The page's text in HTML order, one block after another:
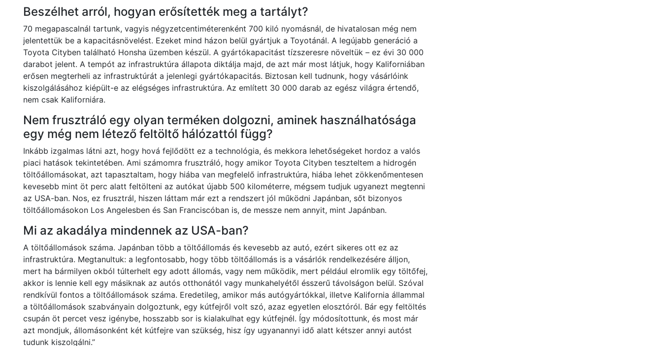
Beszélhet arról, hogyan erősítették meg a tartályt?
70 megapascalnál tartunk, vagyis négyzetcentiméterenként 700 kiló nyomásnál, de hivatalosan még nem
jelentettük be a kapacitásnövelést. Ezeket mind házon belül gyártjuk a Toyotánál. A legújabb generáció a
Toyota Cityben található Honsha üzemben készül. A gyártókapacitást tízszeresre növeltük – ez évi 30 000
darabot jelent. A tempót az infrastruktúra állapota diktálja majd, de azt már most látjuk, hogy Kaliforniában
erősen megterheli az infrastruktúrát a jelenlegi gyártókapacitás. Biztosan kell tudnunk, hogy vásárlóink
kiszolgálásához kiépült-e az elégséges infrastruktúra. Az említett 30 000 darab az egész világra értendő,
nem csak Kaliforniára.
Nem frusztráló egy olyan terméken dolgozni, aminek használhatósága
egy még nem létező feltöltő hálózattól függ?
Inkább izgalmas látni azt, hogy hová fejlődött ez a technológia, és mekkora lehetőségeket hordoz a valós
piaci hatások tekintetében. Ami számomra frusztráló, hogy amikor Toyota Cityben teszteltem a hidrogén
töltőállomásokat, azt tapasztaltam, hogy hiába van megfelelő infrastruktúra, hiába lehet zökkenőmentesen
kevesebb mint öt perc alatt feltölteni az autókat újabb 500 kilométerre, mégsem tudjuk ugyanezt megtenni
az USA-ban. Nos, ez frusztrál, hiszen láttam már ezt a rendszert jól működni Japánban, sőt bizonyos
töltőállomásokon Los Angelesben és San Franciscóban is, de messze nem annyit, mint Japánban.
Mi az akadálya mindennek az USA-ban?
A töltőállomások száma. Japánban több a töltőállomás és kevesebb az autó, ezért sikeres ott ez az
infrastruktúra. Megtanultuk: a legfontosabb, hogy több töltőállomás is a vásárlók rendelkezésére álljon,
mert ha bármilyen okból túlterhelt egy adott állomás, vagy nem működik, mert például elromlik egy töltőfej,
akkor is lennie kell egy másiknak az autós otthonától vagy munkahelyétől ésszerű távolságon belül. Szóval
rendkívül fontos a töltőállomások száma. Eredetileg, amikor más autógyártókkal, illetve Kalifornia állammal
a töltőállomások szabványain dolgoztunk, egy kútfejről volt szó, azaz egyetlen elosztóról. Bár egy feltöltés
csupán öt percet vesz igénybe, hosszabb sor is kialakulhat egy kútfejnél. Így módosítottunk, és most már
azt mondjuk, állomásonként két kútfejre van szükség, hisz így ugyanannyi idő alatt kétszer annyi autóst
tudunk kiszolgálni.”